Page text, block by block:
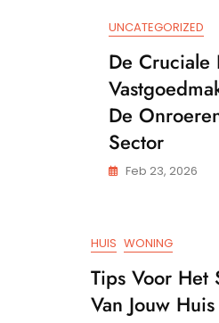
UNCATEGORIZED
De Cruciale
De
Sector
Feb 23, 2026
HUIS WONING
Tips Voor Het
Van Jouw Huis